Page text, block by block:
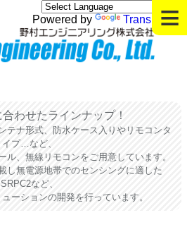
Powered by Translate≡
合わせたラインナップ！
テナ形式、防水ケース入りやリモコンタ
イプ…など、
ル、無線リモコンをご用意しています。
し無電源地帯でのセンシングに適した
SRPC2など、
ーションの開発を行っています。